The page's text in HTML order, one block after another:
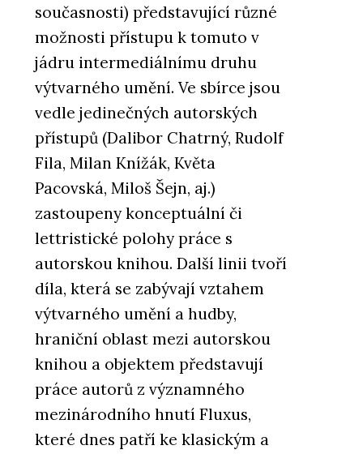
současnosti) představující různé
možnosti přístupu k tomuto v
jádru intermediálnímu druhu
výtvarného umění. Ve sbírce jsou
vedle jedinečných autorských
přístupů (Dalibor Chatrný, Rudolf
Fila, Milan Knížák, Květa
Pacovská, Miloš Šejn, aj.)
zastoupeny konceptuální či
lettristické polohy práce s
autorskou knihou. Další linii tvoří
díla, která se zabývají vztahem
výtvarného umění a hudby,
hraniční oblast mezi autorskou
knihou a objektem představují
práce autorů z významného
mezinárodního hnutí Fluxus,
které dnes patří ke klasickým a